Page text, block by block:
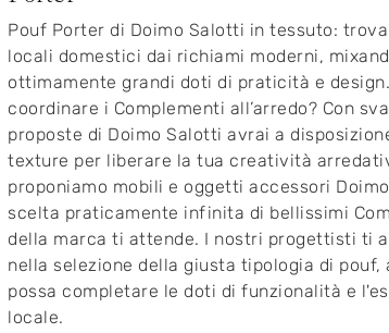
Pouf Porter di Doimo Salotti in tessuto:
locali domestici dai richiami moderni,
ottimamente grandi doti di praticità e
coordinare i Complementi all’arredo? Con
proposte di Doimo Salotti avrai a
texture per liberare la tua creatività
proponiamo mobili e oggetti accessori
scelta praticamente infinita di bellissimi
della marca ti attende. I nostri progettisti ti
nella selezione della giusta tipologia di pouf,
possa completare le doti di funzionalità e
locale.